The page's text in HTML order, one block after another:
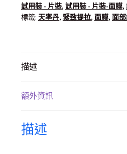
試用裝 - 片裝, 試用裝 - 片裝-面膜,
標籤: 天率丹, 緊致提拉, 面膜, 面
描述
額外資訊
描述